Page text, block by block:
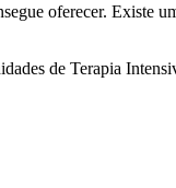
oferecer. Existe
de Terapia